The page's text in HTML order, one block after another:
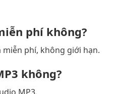
phí không?
miễn phí, không giới hạn.
không?